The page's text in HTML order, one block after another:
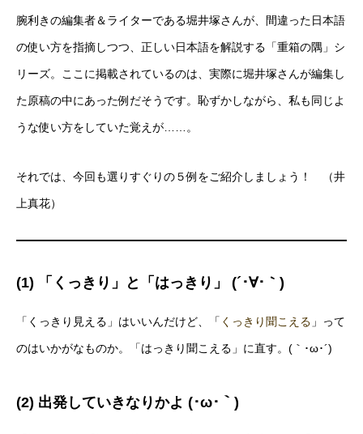
腕利きの編集者＆ライターである堀井塚さんが、間違った日本語
の使い方を指摘しつつ、正しい日本語を解説する「重箱の隅」シ
リーズ。ここに掲載されているのは、実際に堀井塚さんが編集し
た原稿の中にあった例だそうです。恥ずかしながら、私も同じよ
うな使い方をしていた覚えが……。
それでは、今回も選りすぐりの５例をご紹介しましょう！ （井
上真花）
(1) 「くっきり」と「はっきり」 (´･∀･｀)
「くっきり見える」はいいんだけど、「 くっきり聞こえる 」って
のはいかがなものか。「はっきり聞こえる」に直す。(｀･ω･´)
(2) 出発していきなりかよ (･ω･｀)